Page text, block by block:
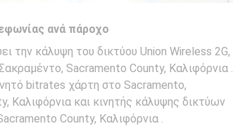
ανά πάροχο
την κάλυψη του δικτύου Union Wireless 2G,
Sacramento County, Καλιφόρνια .
bitrates χάρτη στο Sacramento,
Καλιφόρνια και κινητής κάλυψης δικτύων
County, Καλιφόρνια .